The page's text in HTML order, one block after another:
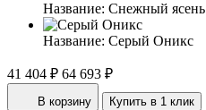
Название: Снежный ясень
Название: Серый Оникс
41 404 ₽ 64 693 ₽
В корзину Купить в 1 клик